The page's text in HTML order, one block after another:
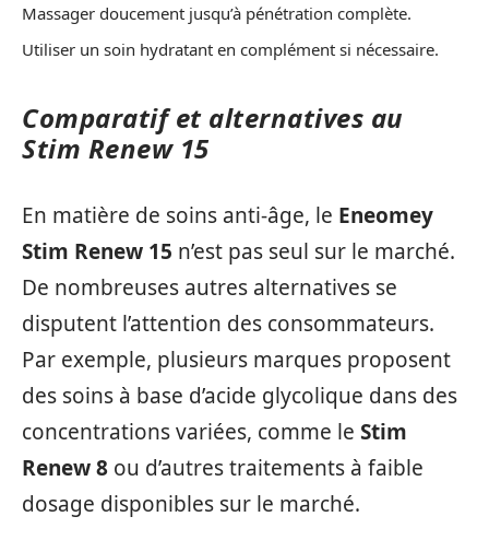
Massager doucement jusqu’à pénétration complète.
Utiliser un soin hydratant en complément si nécessaire.
Comparatif et alternatives au
Stim Renew 15
En matière de soins anti-âge, le Eneomey
Stim Renew 15 n’est pas seul sur le marché.
De nombreuses autres alternatives se
disputent l’attention des consommateurs.
Par exemple, plusieurs marques proposent
des soins à base d’acide glycolique dans des
concentrations variées, comme le Stim
Renew 8 ou d’autres traitements à faible
dosage disponibles sur le marché.